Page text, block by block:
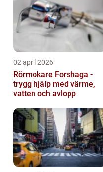
02 april 2026
Rörmokare Forshaga -
trygg hjälp med värme,
vatten och avlopp